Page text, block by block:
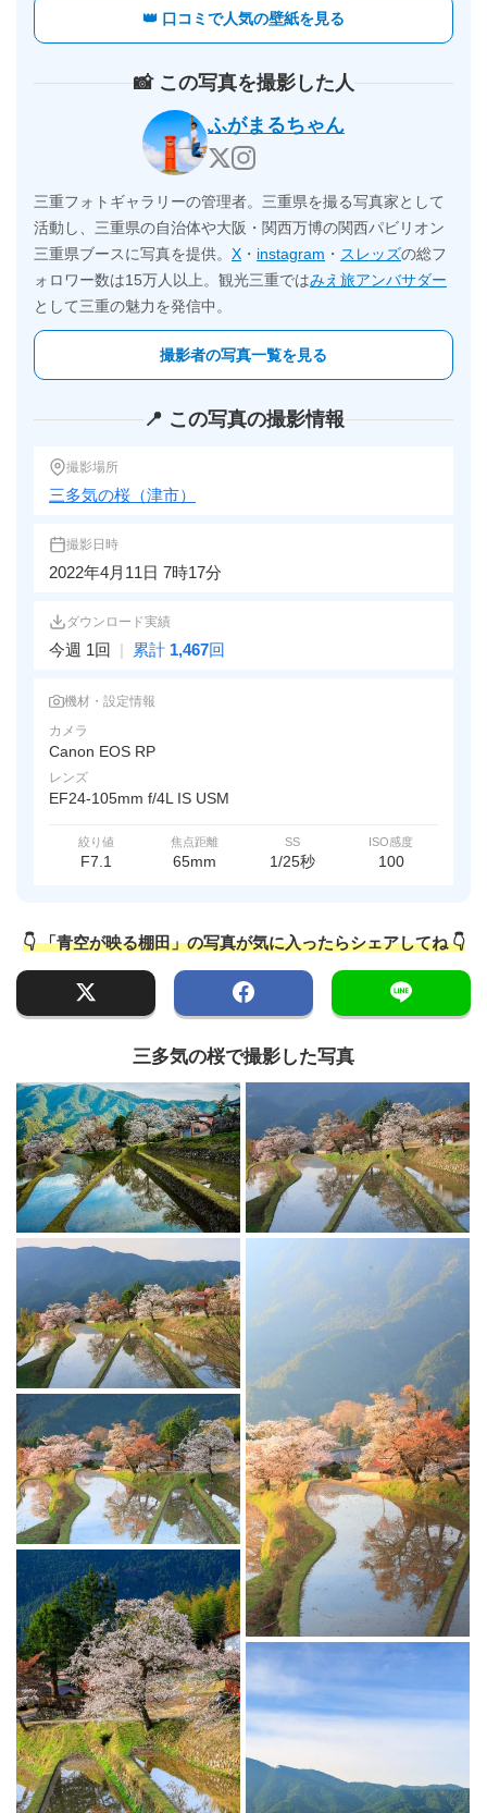
👑 口コミで人気の壁紙を見る
📸 この写真を撮影した人
ふがまるちゃん
三重フォトギャラリーの管理者。三重県を撮る写真家として
活動し、三重県の自治体や大阪・関西万博の関西パビリオン
三重県ブースに写真を提供。 X ・ instagram ・ スレッズの総フ
ォロワー数は15万人以上。観光三重ではみえ旅アンバサダー
として三重の魅力を発信中。
撮影者の写真一覧を見る
📍 この写真の撮影情報
撮影場所
三多気の桜（津市）
撮影日時
2022年4月11日 7時17分
ダウンロード実績
今週 1回 | 累計 1,467回
機材・設定情報
カメラ
Canon EOS RP
レンズ
EF24-105mm f/4L IS USM
絞り値
F7.1
焦点距離
65mm
SS
1/25秒
ISO感度
100
👇 「青空が映る棚田」の写真が気に入ったらシェアしてね 👇
三多気の桜で撮影した写真